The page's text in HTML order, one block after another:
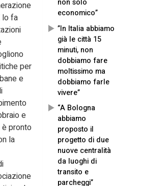
non solo
economico”
”In Italia abbiamo
già le città 15
minuti, non
dobbiamo fare
moltissimo ma
dobbiamo farle
vivere”
“A Bologna
abbiamo
proposto il
progetto di due
nuove centralità
da luoghi di
transito e
parcheggi”
lo fa
per
e
e
pronto
la